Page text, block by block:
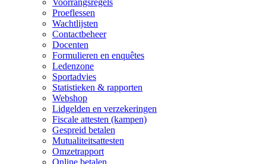
Voorrangsregels
Proeflessen
Wachtlijsten
Contactbeheer
Docenten
Formulieren en enquêtes
Ledenzone
Sportadvies
Statistieken & rapporten
Webshop
Lidgelden en verzekeringen
Fiscale attesten (kampen)
Gespreid betalen
Mutualiteitsattesten
Omzetrapport
Online betalen